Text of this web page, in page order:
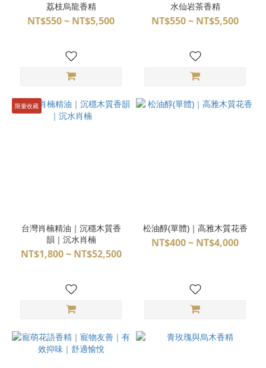
荔枝烏龍香精
NT$550 ~ NT$5,500
水仙岩茶香精
NT$550 ~ NT$5,500
限量收藏
台灣肖楠精油｜沉穩木質香
韻｜沉水肖楠
NT$1,800 ~ NT$52,500
松油醇(單體)｜高雅木質花香
NT$400 ~ NT$4,000